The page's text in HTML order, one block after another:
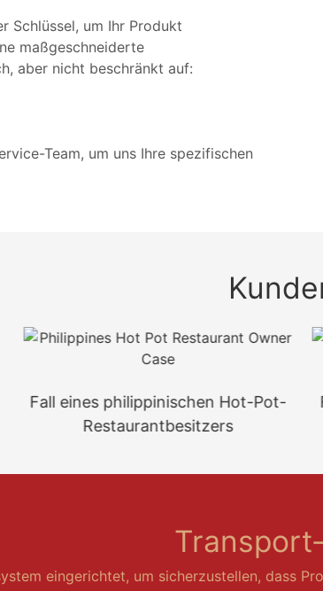
Schlüssel, um Ihr Produkt
maßgeschneiderte
aber nicht beschränkt auf:
Team, um uns Ihre spezifischen
Fall eines philippinischen Hot-Pot-
Restaurantbesitzers
eingerichtet, um sicherzustellen, dass